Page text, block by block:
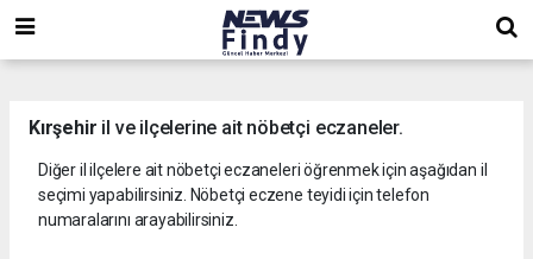
Kırşehir il ve ilçelerine ait nöbetçi eczaneler.
Diğer il ilçelere ait nöbetçi eczaneleri öğrenmek için aşağıdan il
seçimi yapabilirsiniz. Nöbetçi eczene teyidi için telefon
numaralarını arayabilirsiniz.